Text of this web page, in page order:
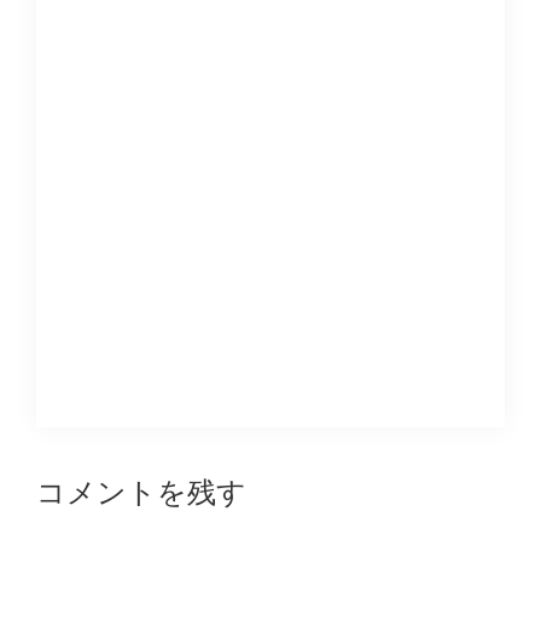
Reader
コメントを残す